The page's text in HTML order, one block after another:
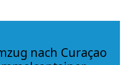
nach Curaçao